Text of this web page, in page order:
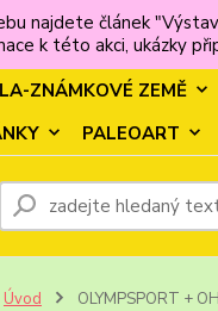
najdete článek
k této akci, ukázky
ZNÁMKOVÉ ZEMĚ
PALEOART
Úvod OLYMPSPORT +